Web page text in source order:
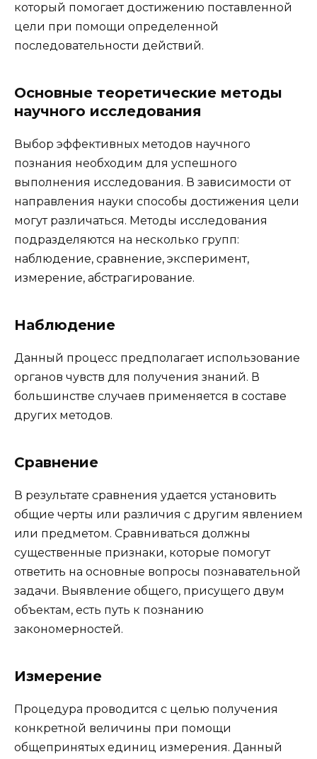
который помогает достижению поставленной
цели при помощи определенной
последовательности действий.
Основные теоретические методы
научного исследования
Выбор эффективных методов научного
познания необходим для успешного
выполнения исследования. В зависимости от
направления науки способы достижения цели
могут различаться. Методы исследования
подразделяются на несколько групп:
наблюдение, сравнение, эксперимент,
измерение, абстрагирование.
Наблюдение
Данный процесс предполагает использование
органов чувств для получения знаний. В
большинстве случаев применяется в составе
других методов.
Сравнение
В результате сравнения удается установить
общие черты или различия с другим явлением
или предметом. Сравниваться должны
существенные признаки, которые помогут
ответить на основные вопросы познавательной
задачи. Выявление общего, присущего двум
объектам, есть путь к познанию
закономерностей.
Измерение
Процедура проводится с целью получения
конкретной величины при помощи
общепринятых единиц измерения. Данный